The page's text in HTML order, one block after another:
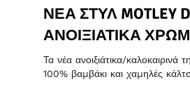
ΝΈΑ ΣΤΥΛ MOTLEY
ΑΝΟΙΞΙΆΤΙΚΑ
Τα νέα ανοιξιάτικα/
100% βαμβάκι και χαμηλές